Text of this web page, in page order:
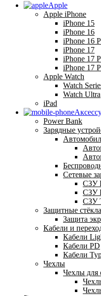
Apple
Apple iPhone
iPhone 15
iPhone 16
iPhone 16
iPhone 17
iPhone 17
iPhone 17
Apple Watch
Watch
Watch Ultra
iPad
Power Bank
Зарядные
Сетевые
СЗУ
СЗУ
СЗУ
Защитные стёкла
Защита
Кабели и
Кабели
Кабели PD
Кабели
Чехлы
Чехлы для